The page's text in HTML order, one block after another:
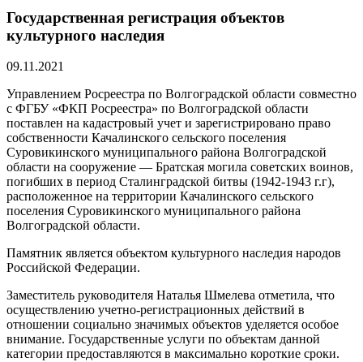
Государственная регистрация объектов
культурного наследия
09.11.2021
Управлением Росреестра по Волгоградской области совместно
с ФГБУ «ФКП Росреестра» по Волгоградской области
поставлен на кадастровый учет и зарегистрировано право
собственности Качалинского сельского поселения
Суровикинского муниципального района Волгоградской
области на сооружение — Братская могила советских воинов,
погибших в период Сталинградской битвы (1942-1943 г.г),
расположенное на территории Качалинского сельского
поселения Суровикинского муниципального района
Волгоградской области.
Памятник является объектом культурного наследия народов
Российской Федерации.
Заместитель руководителя Наталья Шмелева отметила, что
осуществлению учетно-регистрационных действий в
отношении социально значимых объектов уделяется особое
внимание. Государственные услуги по объектам данной
категории предоставляются в максимально короткие сроки.